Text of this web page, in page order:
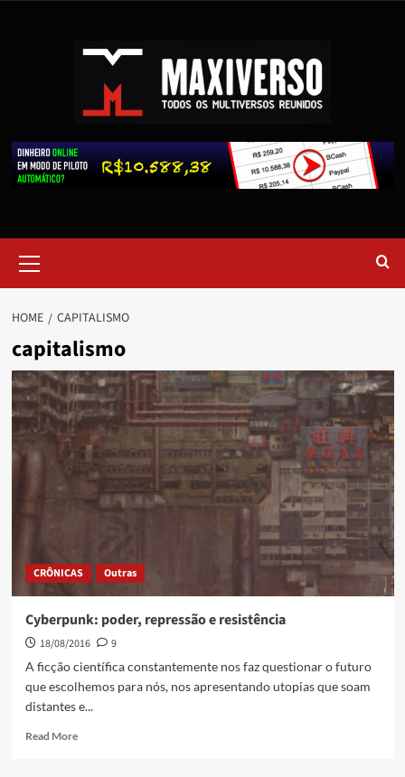
HOME CAPITALISMO
capitalismo
CRÔNICAS Outras
Cyberpunk: poder, repressão e resistência
18/08/2016
9
A ficção científica constantemente nos faz questionar o futuro
que escolhemos para nós, nos apresentando utopias que soam
distantes e...
Read More